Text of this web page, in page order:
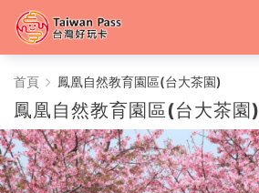
鳳
凰
自
首頁 鳳凰自然教育園區(台大茶園)
鳳凰自然教育園區(台大茶園)